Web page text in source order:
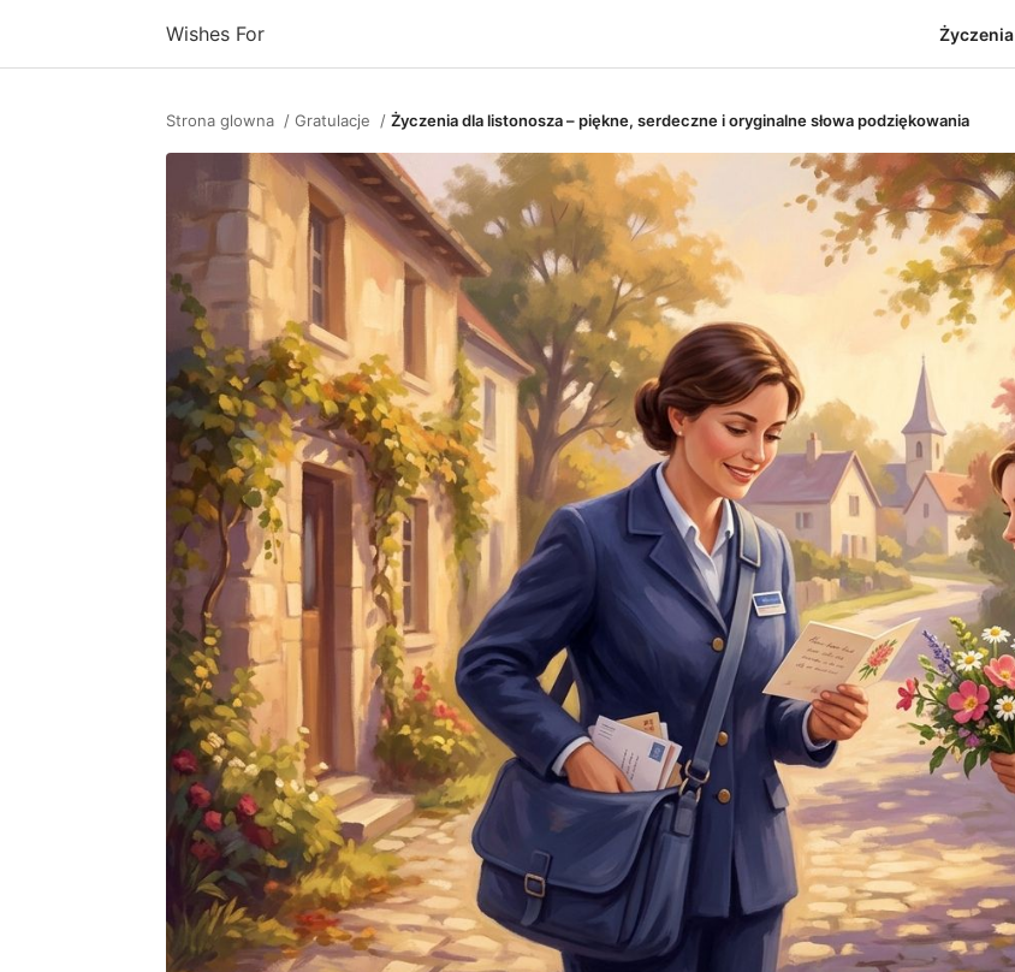
Wishes For Życzenia
Strona glowna Gratulacje Życzenia dla listonosza – piękne, serdeczne i oryginalne słowa podziękowania